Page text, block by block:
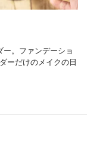
。ファンデーショ
ーだけのメイクの日